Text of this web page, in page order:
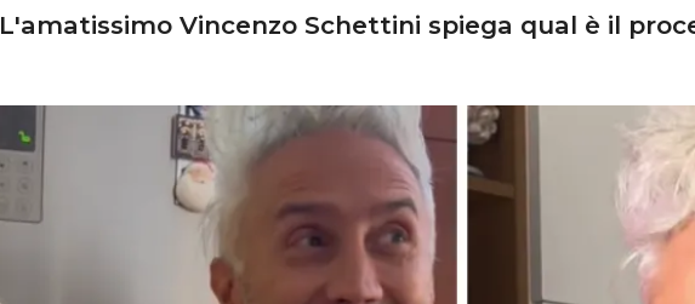
L'amatissimo Vincenzo Schettini spiega qual è il